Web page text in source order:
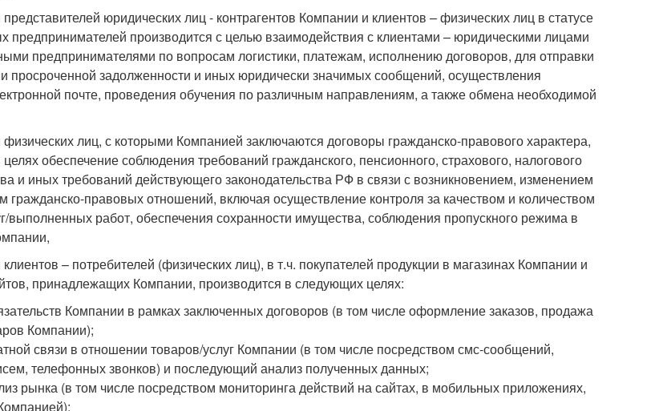
юридических лиц - контрагентов Компании и клиентов – физических лиц в статусе
предпринимателей производится с целью взаимодействия с клиентами – юридическими лицами
предпринимателями по вопросам логистики, платежам, исполнению договоров, для отправки
просроченной задолженности и иных юридически значимых сообщений, осуществления
почте, проведения обучения по различным направлениям, а также обмена необходимой
лиц, с которыми Компанией заключаются договоры гражданско-правового характера,
обеспечение соблюдения требований гражданского, пенсионного, страхового, налогового
и иных требований действующего законодательства РФ в связи с возникновением, изменением
гражданско-правовых отношений, включая осуществление контроля за качеством и количеством
выполненных работ, обеспечения сохранности имущества, соблюдения пропускного режима в
– потребителей (физических лиц), в т.ч. покупателей продукции в магазинах Компании и
принадлежащих Компании, производится в следующих целях:
Компании в рамках заключенных договоров (в том числе оформление заказов, продажа
Компании);
связи в отношении товаров/услуг Компании (в том числе посредством смс-сообщений,
телефонных звонков) и последующий анализ полученных данных;
рынка (в том числе посредством мониторинга действий на сайтах, в мобильных приложениях,